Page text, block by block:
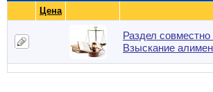
Цена
Раздел
Взыскание